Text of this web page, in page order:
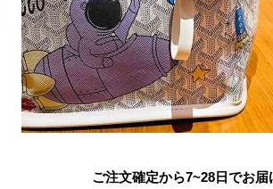
ご注文確定から7~28日でお届